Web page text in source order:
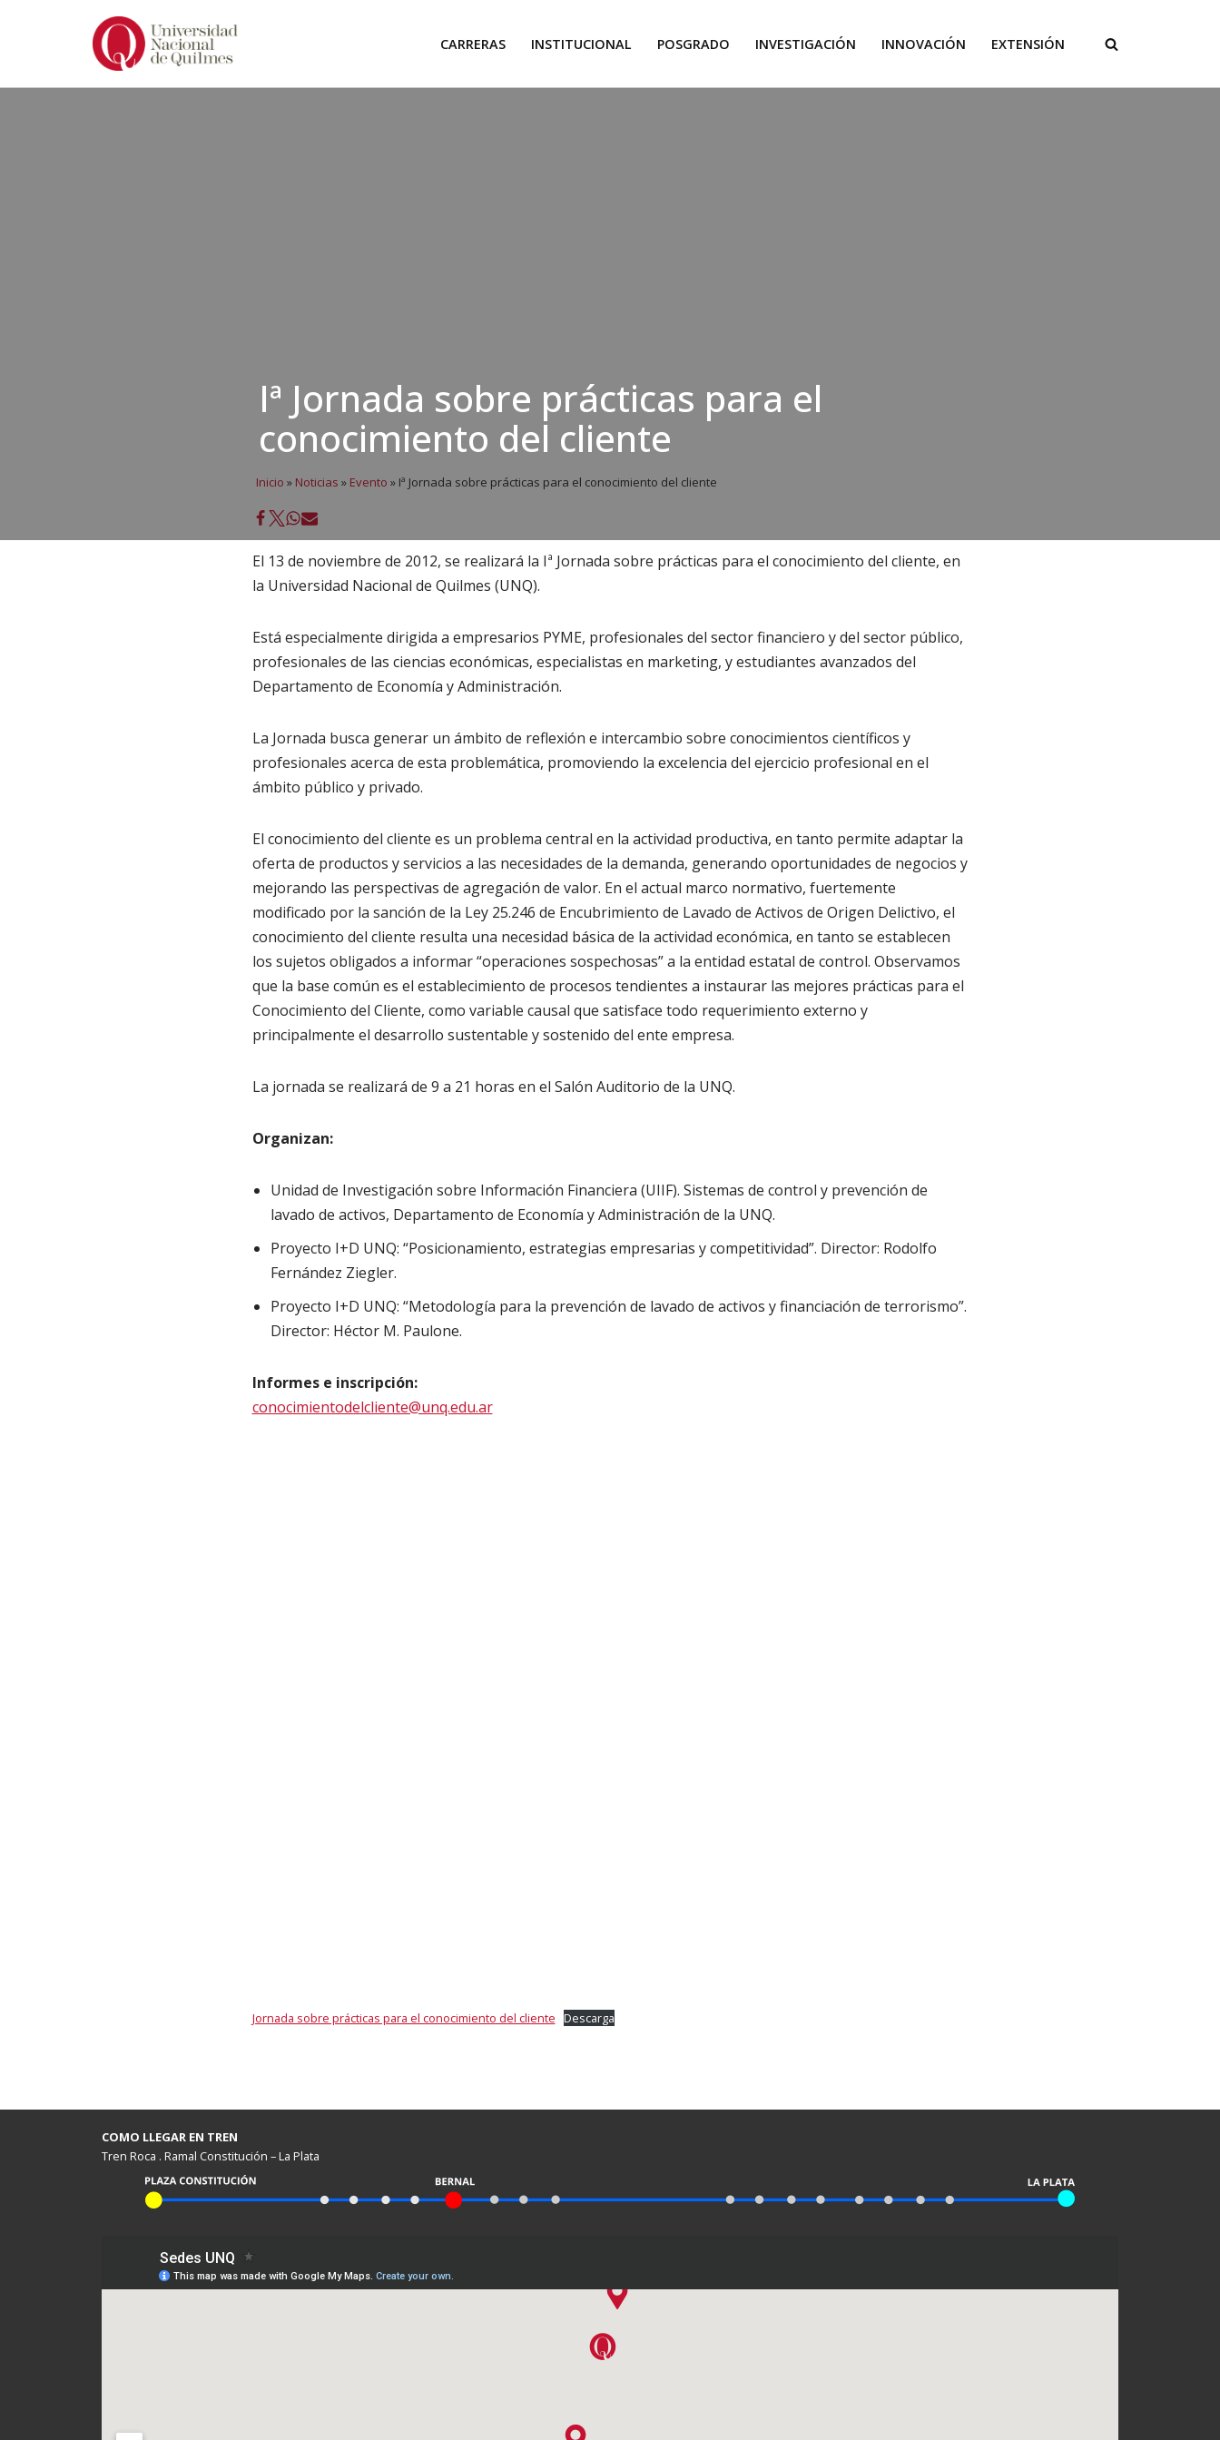
CARRERAS INSTITUCIONAL POSGRADO INVESTIGACIÓN INNOVACIÓN EXTENSIÓN
Iª Jornada sobre prácticas para el
conocimiento del cliente
Inicio » Noticias » Evento » Iª Jornada sobre prácticas para el conocimiento del cliente
El 13 de noviembre de 2012, se realizará la Iª Jornada sobre prácticas para el conocimiento del cliente, en
la Universidad Nacional de Quilmes (UNQ).
Está especialmente dirigida a empresarios PYME, profesionales del sector financiero y del sector público,
profesionales de las ciencias económicas, especialistas en marketing, y estudiantes avanzados del
Departamento de Economía y Administración.
La Jornada busca generar un ámbito de reflexión e intercambio sobre conocimientos científicos y
profesionales acerca de esta problemática, promoviendo la excelencia del ejercicio profesional en el
ámbito público y privado.
El conocimiento del cliente es un problema central en la actividad productiva, en tanto permite adaptar la
oferta de productos y servicios a las necesidades de la demanda, generando oportunidades de negocios y
mejorando las perspectivas de agregación de valor. En el actual marco normativo, fuertemente
modificado por la sanción de la Ley 25.246 de Encubrimiento de Lavado de Activos de Origen Delictivo, el
conocimiento del cliente resulta una necesidad básica de la actividad económica, en tanto se establecen
los sujetos obligados a informar “operaciones sospechosas” a la entidad estatal de control. Observamos
que la base común es el establecimiento de procesos tendientes a instaurar las mejores prácticas para el
Conocimiento del Cliente, como variable causal que satisface todo requerimiento externo y
principalmente el desarrollo sustentable y sostenido del ente empresa.
La jornada se realizará de 9 a 21 horas en el Salón Auditorio de la UNQ.
Organizan:
Unidad de Investigación sobre Información Financiera (UIIF). Sistemas de control y prevención de
lavado de activos, Departamento de Economía y Administración de la UNQ.
Proyecto I+D UNQ: “Posicionamiento, estrategias empresarias y competitividad”. Director: Rodolfo
Fernández Ziegler.
Proyecto I+D UNQ: “Metodología para la prevención de lavado de activos y financiación de terrorismo”.
Director: Héctor M. Paulone.
Informes e inscripción:
conocimientodelcliente@unq.edu.ar
Jornada sobre prácticas para el conocimiento del cliente Descarga
COMO LLEGAR EN TREN
Tren Roca . Ramal Constitución – La Plata